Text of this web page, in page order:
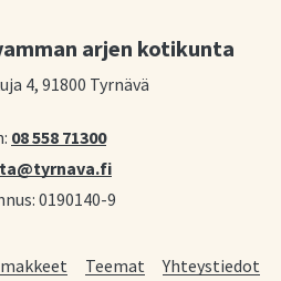
arjen kotikunta
4, 91800 Tyrnävä
08 558 71300
0190140-9
Teemat Yhteystiedot